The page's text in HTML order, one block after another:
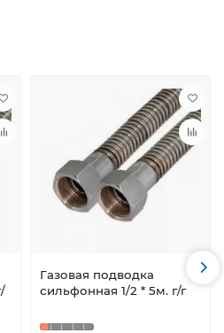
Газовая подводка
сильфонная 1/2 * 5м. г/г